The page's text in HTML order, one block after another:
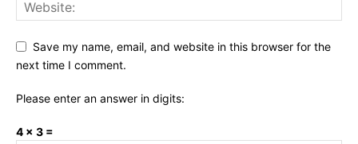
Save my name, email, and website in this browser for the
next time I comment.
Please enter an answer in digits:
4 × 3 =